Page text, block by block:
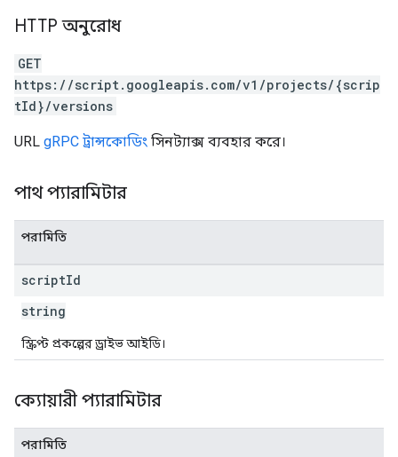
HTTP অনুরোধ
GET
https://script.googleapis.com/v1/projects/{scrip
tId}/versions
URL gRPC ট্রান্সকোডিং সিনট্যাক্স ব্যবহার করে।
পাথ প্যারামিটার
পরামিতি
scriptId
string
স্ক্রিপ্ট প্রকল্পের ড্রাইভ আইডি।
ক্যোয়ারী প্যারামিটার
পরামিতি